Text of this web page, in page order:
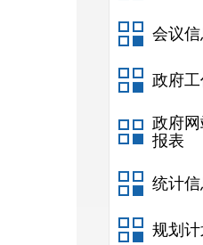
会议信
政府
政府
报表
统计信
规划计